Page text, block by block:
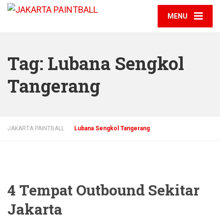
MENU
Tag: Lubana Sengkol
Tangerang
JAKARTA PAINTBALL Lubana Sengkol Tangerang
4 Tempat Outbound Sekitar
Jakarta